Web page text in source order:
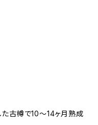
た古樽で10〜14ヶ月熟成